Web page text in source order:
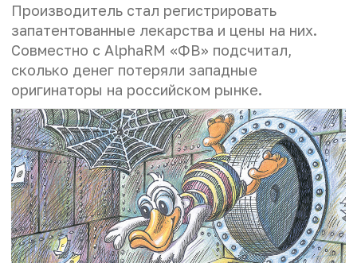
Производитель стал регистрировать
запатентованные лекарства и цены на них.
Совместно с AlphaRM «ФВ» подсчитал,
сколько денег потеряли западные
оригинаторы на российском рынке.